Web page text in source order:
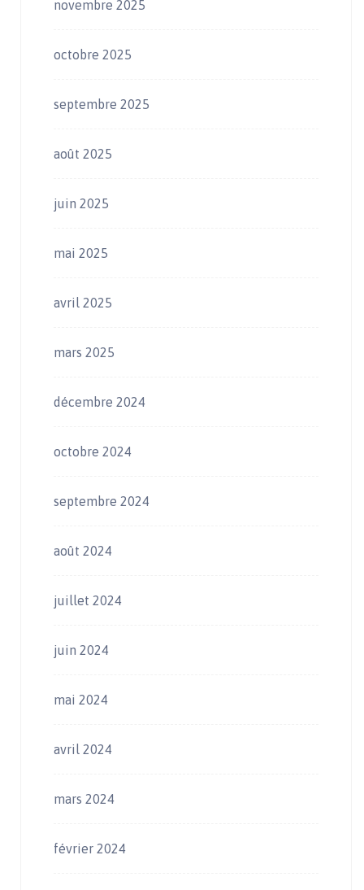
novembre 2025
octobre 2025
septembre 2025
août 2025
juin 2025
mai 2025
avril 2025
mars 2025
décembre 2024
octobre 2024
septembre 2024
août 2024
juillet 2024
juin 2024
mai 2024
avril 2024
mars 2024
février 2024